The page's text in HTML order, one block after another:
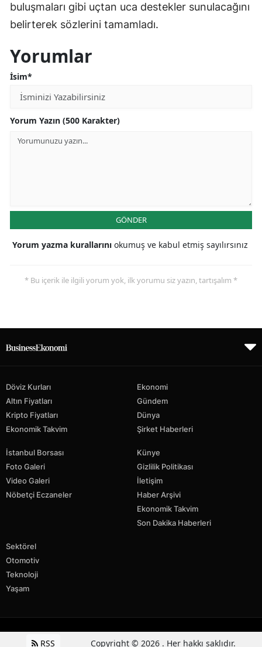
buluşmaları gibi uçtan uca destekler sunulacağını
belirterek sözlerini tamamladı.
Yorumlar
İsim*
Yorum Yazın (500 Karakter)
GÖNDER
Yorum yazma kurallarını okumuş ve kabul etmiş sayılırsınız
* Bu içerik ile ilgili yorum yok, ilk yorumu siz yazın, tartışalım *
Döviz Kurları
Altın Fiyatları
Kripto Fiyatları
Ekonomik Takvim
Ekonomi
Gündem
Dünya
Şirket Haberleri
İstanbul Borsası
Foto Galeri
Video Galeri
Nöbetçi Eczaneler
Künye
Gizlilik Politikası
İletişim
Haber Arşivi
Ekonomik Takvim
Son Dakika Haberleri
Sektörel
Otomotiv
Teknoloji
Yaşam
RSS Copyright © 2026 . Her hakkı saklıdır.